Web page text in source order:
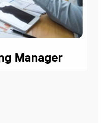
Manager